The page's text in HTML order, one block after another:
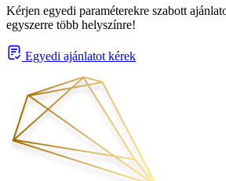
Kérjen egyedi paraméterekre szabott
egyszerre több helyszínre!
Egyedi ajánlatot kérek